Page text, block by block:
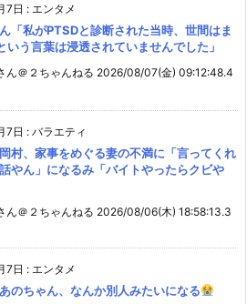
7日 : エンタメ
「私がPTSDと診断された当時、世間はま
いう言葉は浸透されていませんでした」
ん＠２ちゃんねる 2026/08/07(金) 09:12:48.4
7日 : バラエティ
村、家事をめぐる妻の不満に「言ってくれ
やん」になるみ「バイトやったらクビや
ん＠２ちゃんねる 2026/08/06(木) 18:58:13.3
7日 : エンタメ
あのちゃん、なんか別人みたいになる